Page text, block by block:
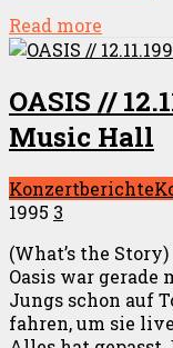
Read more
OASIS //
Music Hall
Konzertberichte
1995 3
(What’s the
Oasis war gerade
Jungs schon auf
fahren, um sie